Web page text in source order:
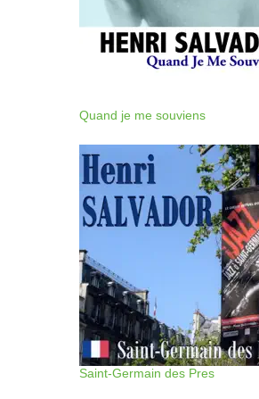
Quand je me souviens
Saint-Germain des Pres